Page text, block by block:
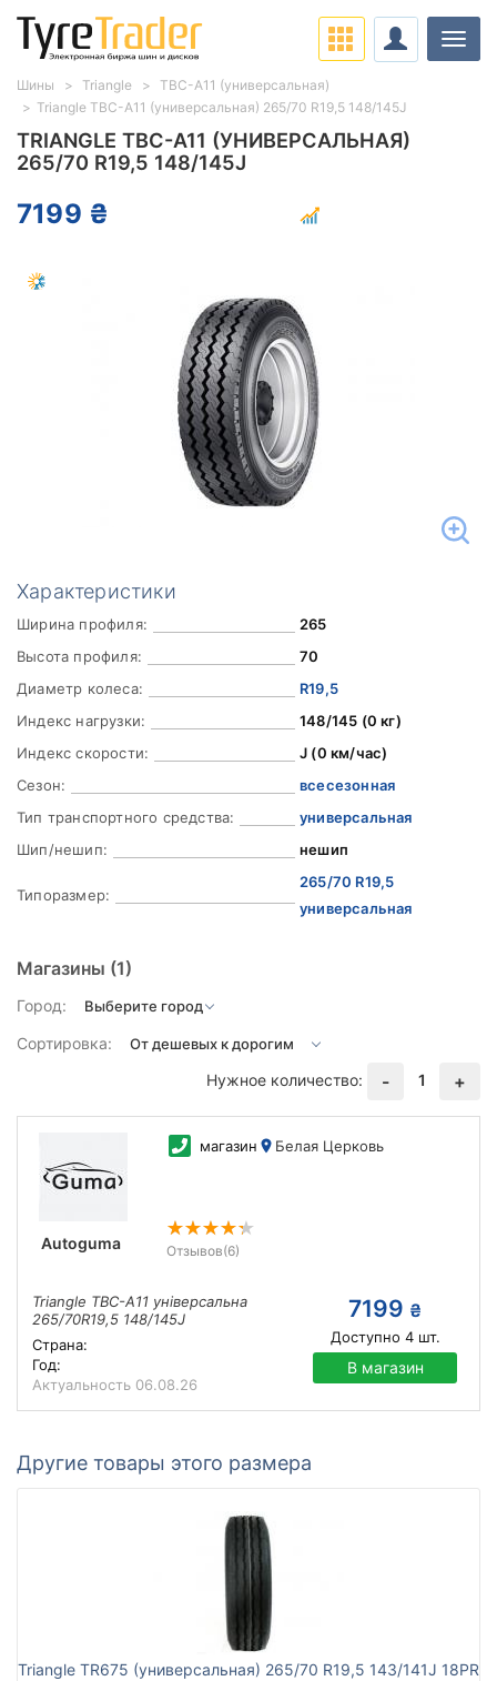
TRIANGLE TBC-A11 (УНИВЕРСАЛЬНАЯ)
265/70 R19,5 148/145J
7199 ₴
Характеристики
Ширина профиля:
265
Высота профиля:
70
Диаметр колеса:
R19,5
Индекс нагрузки:
148/145 (0 кг)
Индекс скорости:
J (0 км/час)
Сезон:
всесезонная
Тип транспортного средства:
универсальная
Шип/нешип:
нешип
Типоразмер:
265/70 R19,5
универсальная
Магазины (1)
Город:
Сортировка:
Нужное количество:
- 1 +
Autoguma
магазин Белая Церковь
Отзывов(6)
Triangle TBC-A11 універсальна
265/70R19,5 148/145J
Страна:
Год:
Актуальность 06.08.26
7199 ₴
Доступно 4шт.
В магазин
Другие товары этого размера
Triangle TR675 (универсальная) 265/70 R19,5 143/141J 18PR
Шины Triangle
TBC-A11 (универсальная)
Triangle TBC-A11 (универсальная) 265/70 R19,5 148/145J